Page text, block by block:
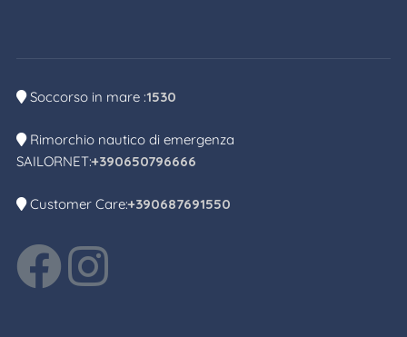
Soccorso in mare :1530
Rimorchio nautico di emergenza
SAILORNET:+390650796666
Customer Care:+390687691550